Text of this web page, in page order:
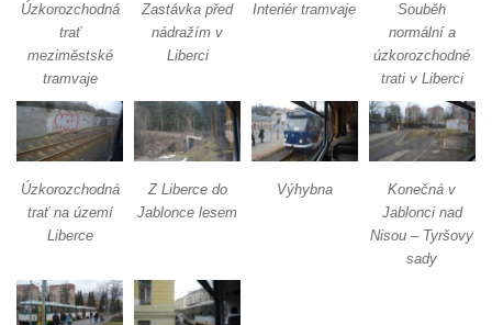
Úzkorozchodná
trať
meziměstské
tramvaje
Zastávka před
nádražím v
Liberci
Interiér tramvaje
Souběh
normální a
úzkorozchodné
trati v Liberci
Úzkorozchodná
trať na území
Liberce
Z Liberce do
Jablonce lesem
Výhybna
Konečná v
Jablonci nad
Nisou – Tyršovy
sady